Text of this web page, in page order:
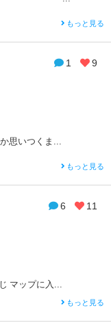
もっと見る
1 9
思いつくま...
もっと見る
6 11
マップに入...
もっと見る